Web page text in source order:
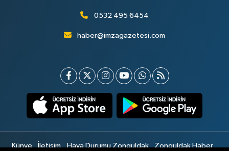
0532 495 6454
haber@imzagazetesi.com
Künye İletişim Hava Durumu Zonguldak Zonguldak Haber